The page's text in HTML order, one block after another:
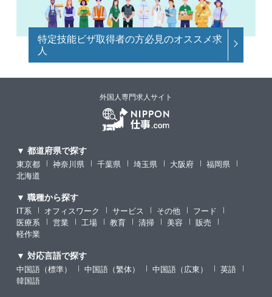
特定技能ビザ取得者の方必見のオススメ求
人
外国人専門求人サイト
▼ 都道府県で探す
東京都 神奈川県 千葉県 埼玉県 大阪府
福岡県
北海道
▼ 職種から探す
IT系 オフィスワーク サービス その他
フード
医療系
営業 工場 教育 清掃 美容
販売
軽作業
▼ 対応言語で探す
中国語（標準） 中国語（繁体） 中国語（広東）
英語
韓国語